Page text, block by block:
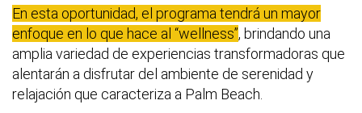
En esta oportunidad, el programa tendrá un mayor
enfoque en lo que hace al “wellness”, brindando una
amplia variedad de experiencias transformadoras que
alentarán a disfrutar del ambiente de serenidad y
relajación que caracteriza a Palm Beach.